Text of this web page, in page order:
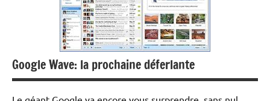
Google Wave: la prochaine déferlante